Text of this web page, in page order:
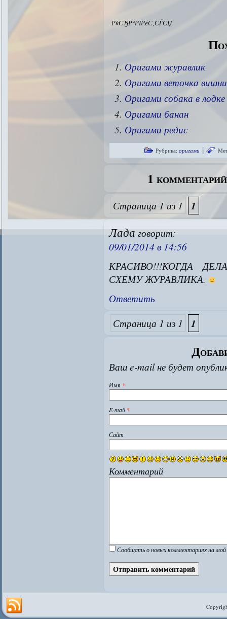
РќСЂР°РІРёС‚СЃСЏ
Оригами журавлик
Оригами веточка вишни
Оригами собака в лодке
Оригами банан
Оригами редис
Рубрика: оригами |
1
Страница 1 из 1 1
Ладаговорит:
09/01/2014 в 14:56
КРАСИВО!!!КОГДА
СХЕМУ ЖУРАВЛИКА.
Ответить
Страница 1 из 1
1
Ваш e-mail не будет
Имя *
E-mail*
Сайт
Комментарий
Сообщать о новых комментариях на мой